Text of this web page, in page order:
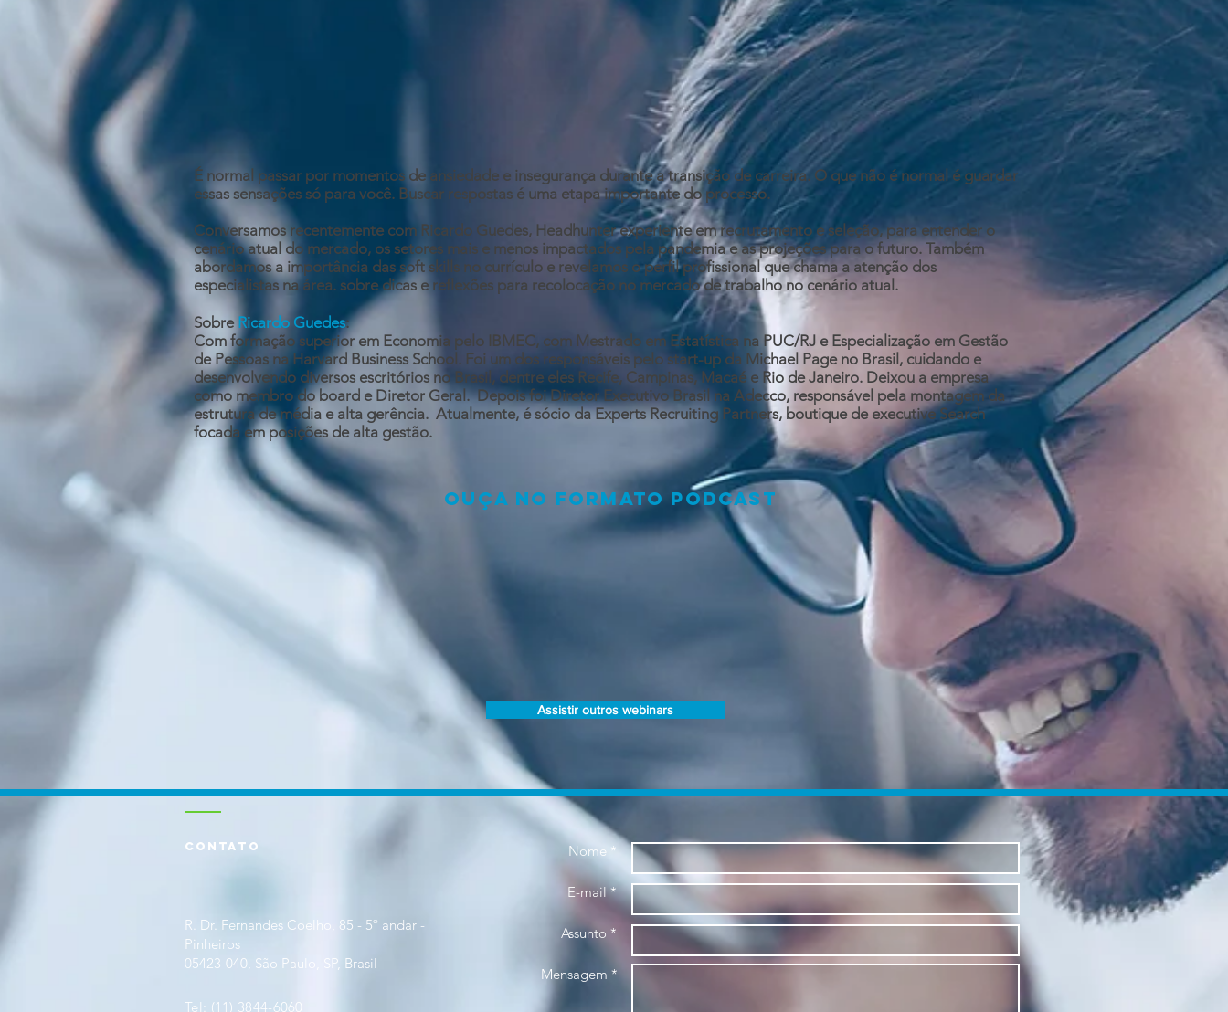
É normal passar por momentos de ansiedade e insegurança durante a transição de carreira. O que não é normal é guardar
essas sensações só para você. Buscar respostas é uma etapa importante do processo.
Conversamos recentemente com Ricardo Guedes, Headhunter experiente em recrutamento e seleção, para entender o
cenário atual do mercado, os setores mais e menos impactados pela pandemia e as projeções para o futuro. Também
abordamos a importância das soft skills no currículo e revelamos o perfil profissional que chama a atenção dos
especialistas na área. sobre dicas e reflexões para recolocação no mercado de trabalho no cenário atual.
Sobre Ricardo Guedes:
Com formação superior em Economia pelo IBMEC, com Mestrado em Estatística na PUC/RJ e Especialização em Gestão
de Pessoas na Harvard Business School. Foi um dos responsáveis pelo start-up da Michael Page no Brasil, cuidando e
desenvolvendo diversos escritórios no Brasil, dentre eles Recife, Campinas, Macaé e Rio de Janeiro. Deixou a empresa
como membro do board e Diretor Geral. Depois foi Diretor Executivo Brasil na Adecco, responsável pela montagem da
estrutura de média e alta gerência. Atualmente, é sócio da Experts Recruiting Partners, boutique de executive Search
focada em posições de alta gestão.
Ouça no formato podcast
Assistir outros webinars
CONTATO
R. Dr. Fernandes Coelho, 85 - 5º andar -
Pinheiros
05423-040, São Paulo, SP, Brasil
Tel: (11) 3844-6060
Nome *
E-mail *
Assunto *
Mensagem *